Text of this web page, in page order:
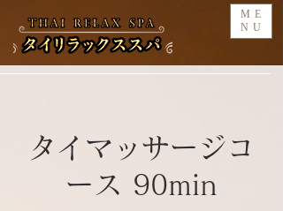
ME
NU
タイマッサージコ
ース 90min